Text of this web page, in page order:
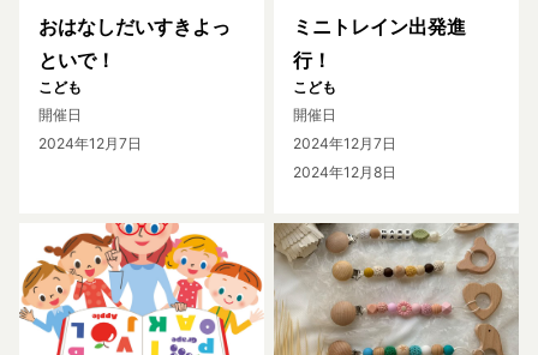
おはなしだいすきよっ
といで！
こども
開催日
2024年12月7日
ミニトレイン出発進
行！
こども
開催日
2024年12月7日
2024年12月8日